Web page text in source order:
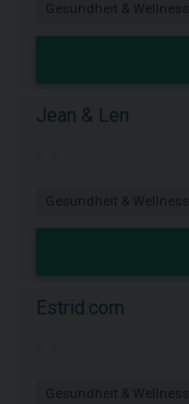
Gesundheit & Wellness
Jean & Len
Gesundheit & Wellness
Estrid.com
Gesundheit & Wellness